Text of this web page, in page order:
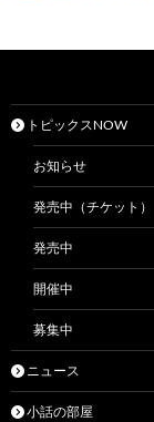
トピックスNOW
お知らせ
発売中（チケット）
発売中
開催中
募集中
ニュース
小話の部屋